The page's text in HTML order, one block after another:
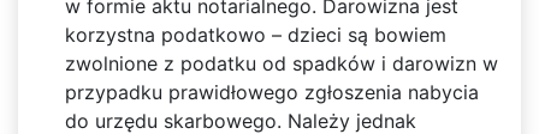
w formie aktu notarialnego. Darowizna jest
korzystna podatkowo – dzieci są bowiem
zwolnione z podatku od spadków i darowizn w
przypadku prawidłowego zgłoszenia nabycia
do urzędu skarbowego. Należy jednak